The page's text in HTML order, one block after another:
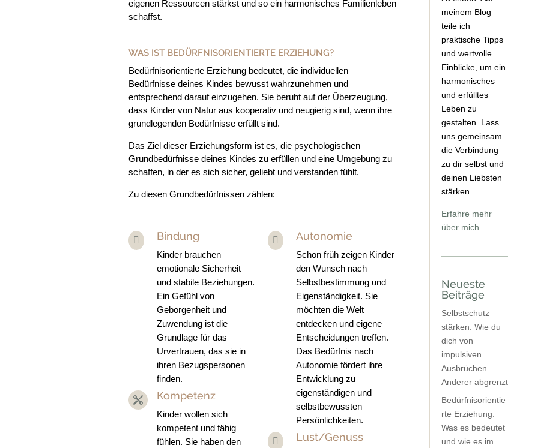
eigenen Ressourcen stärkst und so ein harmonisches Familienleben
schaffst.
WAS IST BEDÜRFNISORIENTIERTE ERZIEHUNG?
Bedürfnisorientierte Erziehung bedeutet, die individuellen
Bedürfnisse deines Kindes bewusst wahrzunehmen und
entsprechend darauf einzugehen. Sie beruht auf der Überzeugung,
dass Kinder von Natur aus kooperativ und neugierig sind, wenn ihre
grundlegenden Bedürfnisse erfüllt sind.
Das Ziel dieser Erziehungsform ist es, die psychologischen
Grundbedürfnisse deines Kindes zu erfüllen und eine Umgebung zu
schaffen, in der es sich sicher, geliebt und verstanden fühlt.
Zu diesen Grundbedürfnissen zählen:
 Bindung
Kinder brauchen
emotionale Sicherheit
und stabile Beziehungen.
Ein Gefühl von
Geborgenheit und
Zuwendung ist die
Grundlage für das
Urvertrauen, das sie in
ihren Bezugspersonen
finden.
 Kompetenz
Kinder wollen sich
kompetent und fähig
fühlen. Sie haben den
 Autonomie
Schon früh zeigen Kinder
den Wunsch nach
Selbstbestimmung und
Eigenständigkeit. Sie
möchten die Welt
entdecken und eigene
Entscheidungen treffen.
Das Bedürfnis nach
Autonomie fördert ihre
Entwicklung zu
eigenständigen und
selbstbewussten
Persönlichkeiten.
 Lust/Genuss
meinem Blog
teile ich
praktische Tipps
und wertvolle
Einblicke, um ein
harmonisches
und erfülltes
Leben zu
gestalten. Lass
uns gemeinsam
die Verbindung
zu dir selbst und
deinen Liebsten
stärken.
Erfahre mehr
über mich…
Neueste
Beiträge
Selbstschutz
stärken: Wie du
dich von
impulsiven
Ausbrüchen
Anderer abgrenzt
Bedürfnisorientie
rte Erziehung:
Was es bedeutet
und wie es im